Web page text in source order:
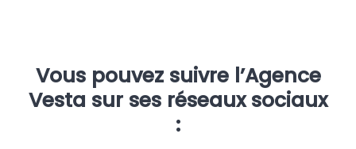
Vous pouvez suivre l’Agence
Vesta sur ses réseaux sociaux
: